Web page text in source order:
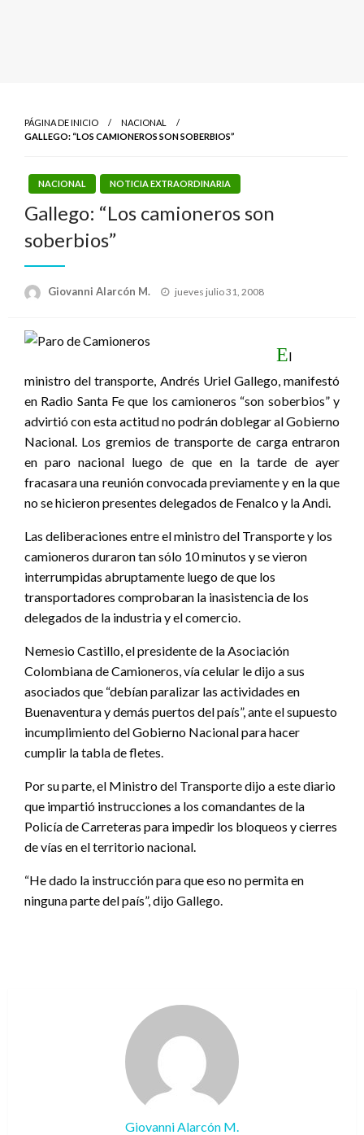
PÁGINA DE INICIO
NACIONAL
GALLEGO: “LOS CAMIONEROS SON SOBERBIOS”
NACIONAL NOTICIA EXTRAORDINARIA
Gallego: “Los camioneros son
soberbios”
Giovanni Alarcón M.
Publicado
jueves julio 31, 2008
El
ministro del transporte, Andrés Uriel Gallego, manifestó
en Radio Santa Fe que los camioneros “son soberbios” y
advirtió con esta actitud no podrán doblegar al Gobierno
Nacional. Los gremios de transporte de carga entraron
en paro nacional luego de que en la tarde de ayer
fracasara una reunión convocada previamente y en la que
no se hicieron presentes delegados de Fenalco y la Andi.
Las deliberaciones entre el ministro del Transporte y los
camioneros duraron tan sólo 10 minutos y se vieron
interrumpidas abruptamente luego de que los
transportadores comprobaran la inasistencia de los
delegados de la industria y el comercio.
Nemesio Castillo, el presidente de la Asociación
Colombiana de Camioneros, vía celular le dijo a sus
asociados que “debían paralizar las actividades en
Buenaventura y demás puertos del país”, ante el supuesto
incumplimiento del Gobierno Nacional para hacer
cumplir la tabla de fletes.
Por su parte, el Ministro del Transporte dijo a este diario
que impartió instrucciones a los comandantes de la
Policía de Carreteras para impedir los bloqueos y cierres
de vías en el territorio nacional.
“He dado la instrucción para que eso no permita en
ninguna parte del país”, dijo Gallego.
Giovanni Alarcón M.